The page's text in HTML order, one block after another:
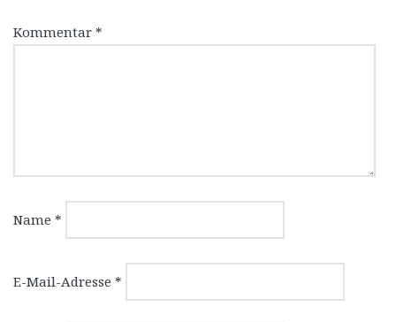
Kommentar *
Name *
E-Mail-Adresse *